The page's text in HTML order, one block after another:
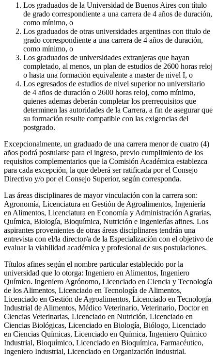
Los graduados de la Universidad de Buenos Aires con título
de grado correspondiente a una carrera de 4 años de duración,
como mínimo, o
Los graduados de otras universidades argentinas con titulo de
grado correspondiente a una carrera de 4 años de duración,
como mínimo, o
Los graduados de universidades extranjeras que hayan
completado, al menos, un plan de estudios de 2600 horas reloj
o hasta una formación equivalente a master de nivel I, o
Los egresados de estudios de nivel superior no universitario
de 4 años de duración o 2600 horas reloj, como mínimo,
quienes ademas deberán completar los prerrequisitos que
determinen las autoridades de la Carrera, a fin de asegurar que
su formación resulte compatible con las exigencias del
postgrado.
Excepcionalmente, un graduado de una carrera menor de cuatro (4)
años podrá postularse para el ingreso, previo cumplimiento de los
requisitos complementarios que la Comisión Académica establezca
para cada excepción, la que deberá ser ratificada por el Consejo
Directivo y/o por el Consejo Superior, según corresponda.
Las áreas disciplinares de mayor vinculación con la carrera son:
Agronomía, Licenciatura en Gestión de Agroalimentos, Ingeniería
en Alimentos, Licenciatura en Economía y Administración Agrarias,
Química, Biología, Bioquímica, Nutrición e Ingenierías afines. Los
aspirantes provenientes de otras áreas disciplinares tendrán una
entrevista con el/la director/a de la Especialización con el objetivo de
evaluar la viabilidad académica y profesional de sus postulaciones.
Títulos afines según el nombre particular establecido por la
universidad que lo otorga: Ingeniero en Alimentos, Ingeniero
Químico. Ingeniero Agrónomo, Licenciado en Ciencia y Tecnología
de los Alimentos, Licenciado en Tecnología de Alimentos,
Licenciado en Gestión de Agroalimentos, Licenciado en Tecnología
Industrial de Alimentos, Médico Veterinario, Veterinario, Doctor en
Ciencias Veterinarias, Licenciado en Nutrición, Licenciado en
Ciencias Biológicas, Licenciado en Biología, Biólogo, Licenciado
en Ciencias Químicas, Licenciado en Química, Ingeniero Químico
Industrial, Bioquímico, Licenciado en Bioquímica, Farmacéutico,
Ingeniero Industrial, Licenciado en Organización Industrial.